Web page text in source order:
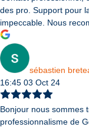
des pro. Support pour
impeccable. Nous
sébastien
16:45 03 Oct 24
Bonjour nous sommes
professionnalisme de